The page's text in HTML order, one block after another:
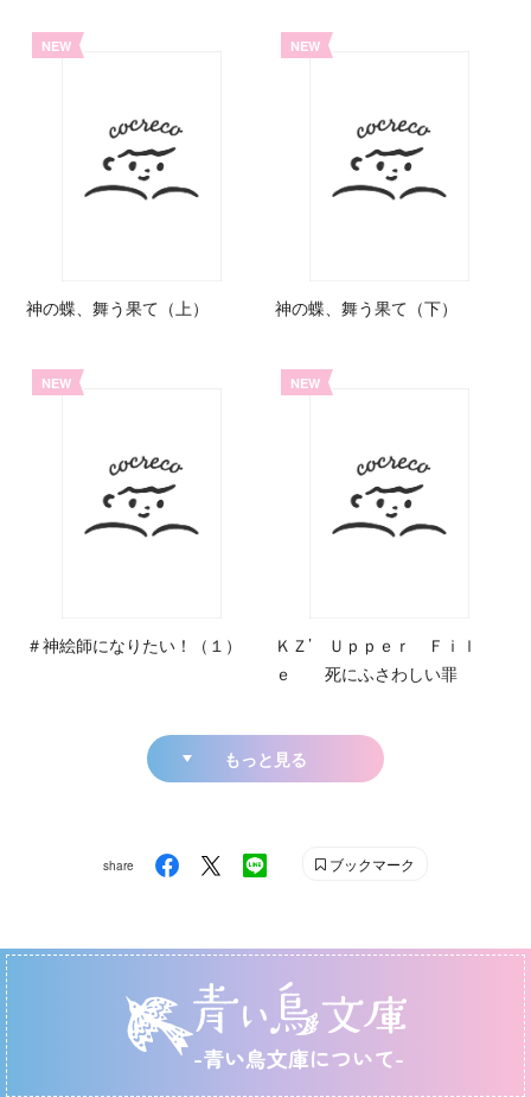
NEW
神の蝶、舞う果て（上）
NEW
神の蝶、舞う果て（下）
NEW
＃神絵師になりたい！（１）
NEW
ＫＺ’ Ｕｐｐｅｒ Ｆｉｌ
ｅ 死にふさわしい罪
もっと見る
share ブックマーク
-青い鳥文庫について-